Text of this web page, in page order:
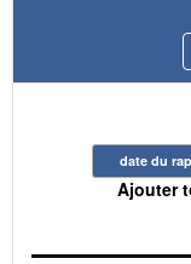
date du
Ajouter